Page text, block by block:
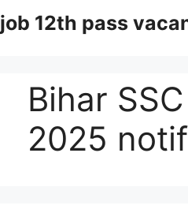
to
job 12th pass
Bihar
2025